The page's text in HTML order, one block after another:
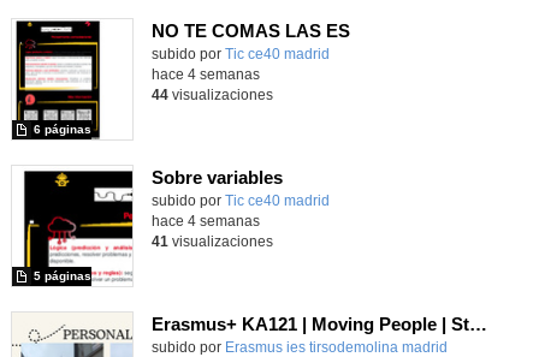
NO TE COMAS LAS ES
subido por Tic ce40 madrid
6 páginas
hace 4 semanas
44visualizaciones
Sobre variables
subido por Tic ce40 madrid
5 páginas
hace 4 semanas
41 visualizaciones
Erasmus+ KA121 | Moving People | Student Presentation 2 | Neustadt 2024
Contenido educativo.
subido por Erasmus ies tirsodemolina madrid